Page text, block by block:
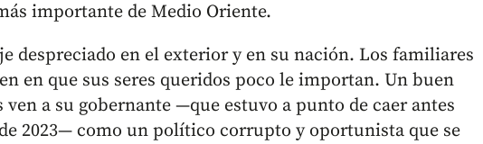
importante de Medio Oriente.
despreciado en el exterior y en su nación. Los familiares
en que sus seres queridos poco le importan. Un buen
a su gobernante —que estuvo a punto de caer antes
2023— como un político corrupto y oportunista que se